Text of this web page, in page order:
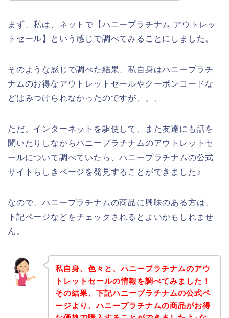
まず、私は、ネットで【ハニープラチナム アウトレッ
トセール】という感じで調べてみることにしました。
そのような感じで調べた結果、私自身はハニープラチ
ナムのお得なアウトレットセールやクーポンコードな
どはみつけられなかったのですが、、、
ただ、インターネットを駆使して、また友達にも話を
聞いたりしながらハニープラチナムのアウトレットセ
ールについて調べていたら、ハニープラチナムの公式
サイトらしきページを発見することができました♪
なので、ハニープラチナムの商品に興味のある方は、
下記ページなどをチェックされるとよいかもしれませ
ん。
私自身、色々と、ハニープラチナムのアウ
トレットセールの情報を調べてみました！
その結果、下記ハニープラチナムの公式ペ
ージより、ハニープラチナムの商品がお得